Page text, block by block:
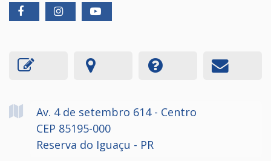
Av. 4 de setembro 614 - Centro
CEP 85195-000
Reserva do Iguaçu - PR